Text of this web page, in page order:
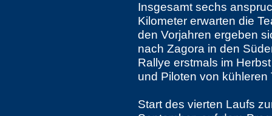
Insgesamt sechs
Kilometer erwarten die
den Vorjahren ergeben
nach Zagora in den
Rallye erstmals im
und Piloten von kühleren
Start des vierten Laufs